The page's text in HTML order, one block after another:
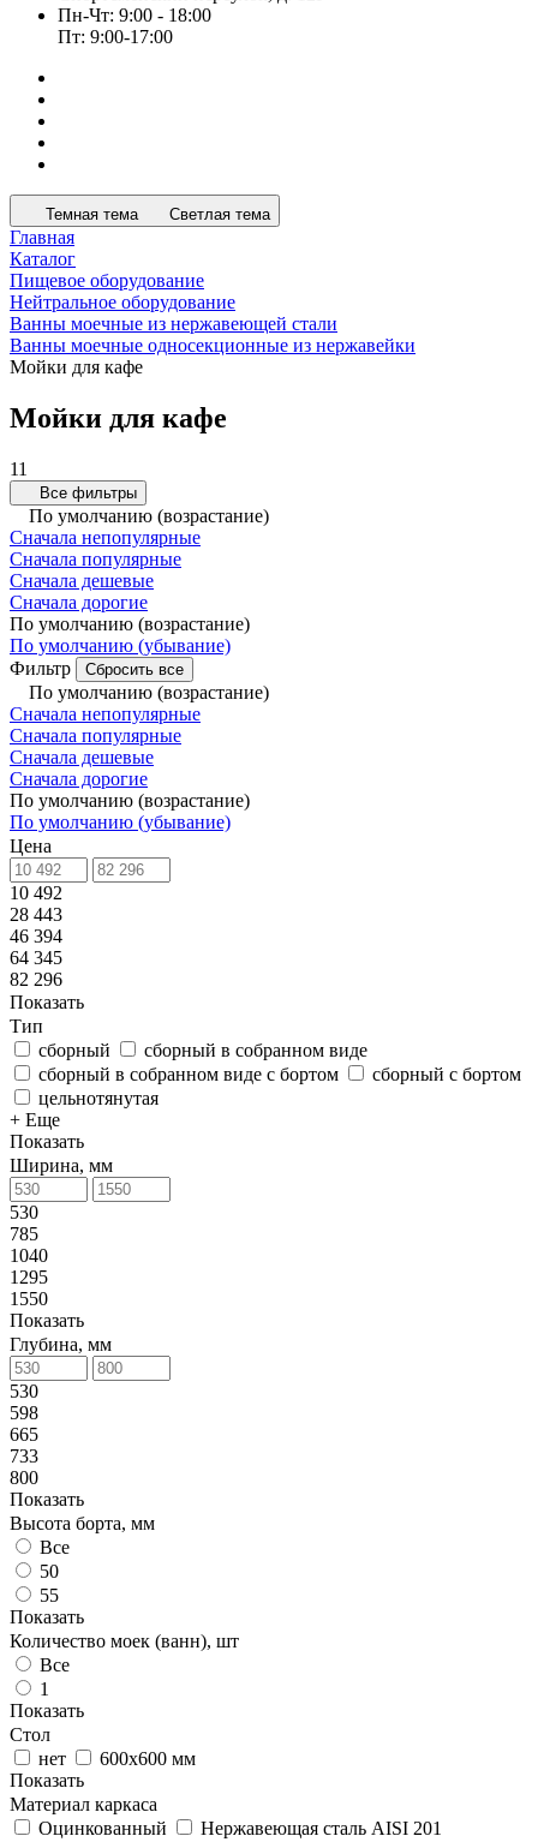
Пн-Чт: 9:00 - 18:00
Пт: 9:00-17:00
Темная тема Светлая тема
Главная
Каталог
Пищевое оборудование
Нейтральное оборудование
Ванны моечные из нержавеющей стали
Ванны моечные односекционные из нержавейки
Мойки для кафе
Мойки для кафе
11
Все фильтры
По умолчанию (возрастание)
Сначала непопулярные
Сначала популярные
Сначала дешевые
Сначала дорогие
По умолчанию (возрастание)
По умолчанию (убывание)
Фильтр
Сбросить все
По умолчанию (возрастание)
Сначала непопулярные
Сначала популярные
Сначала дешевые
Сначала дорогие
По умолчанию (возрастание)
По умолчанию (убывание)
Цена
10 492
28 443
46 394
64 345
82 296
Показать
Тип
сборный
сборный в собранном виде
сборный в собранном виде с бортом
сборный с бортом
цельнотянутая
+ Еще
Показать
Ширина, мм
530
785
1040
1295
1550
Показать
Глубина, мм
530
598
665
733
800
Показать
Высота борта, мм
Все
50
55
Показать
Количество моек (ванн), шт
Все
1
Показать
Стол
нет
600x600 мм
Показать
Материал каркаса
Оцинкованный
Нержавеющая сталь AISI 201